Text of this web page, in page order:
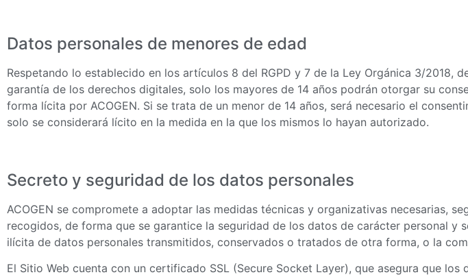
Datos personales de menores de edad
Respetando lo establecido en los artículos 8 del RGPD y 7 de la Ley Orgánica 3/2018,
garantía de los derechos digitales, solo los mayores de 14 años podrán otorgar su
forma lícita por ACOGEN. Si se trata de un menor de 14 años, será necesario el
solo se considerará lícito en la medida en la que los mismos lo hayan autorizado.
Secreto y seguridad de los datos personales
ACOGEN se compromete a adoptar las medidas técnicas y organizativas necesarias,
recogidos, de forma que se garantice la seguridad de los datos de carácter personal y
ilícita de datos personales transmitidos, conservados o tratados de otra forma, o la
El Sitio Web cuenta con un certificado SSL (Secure Socket Layer), que asegura que